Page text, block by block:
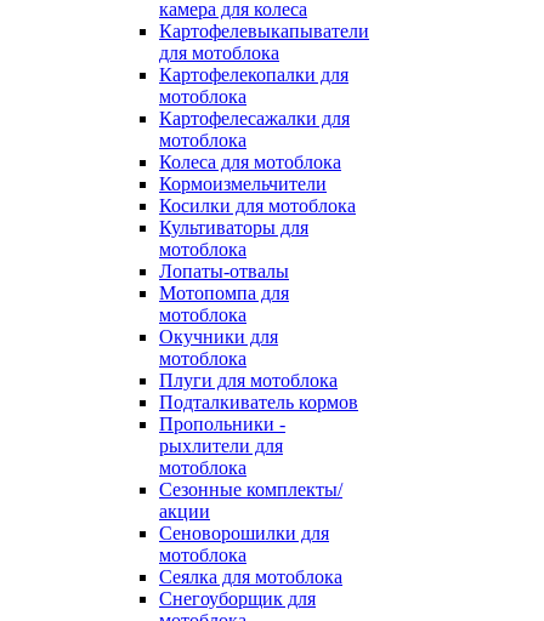
камера для колеса
Картофелевыкапыватели
для мотоблока
Картофелекопалки для
мотоблока
Картофелесажалки для
мотоблока
Колеса для мотоблока
Кормоизмельчители
Косилки для мотоблока
Культиваторы для
мотоблока
Лопаты-отвалы
Мотопомпа для
мотоблока
Окучники для
мотоблока
Плуги для мотоблока
Подталкиватель кормов
Пропольники -
рыхлители для
мотоблока
Сезонные комплекты/
акции
Сеноворошилки для
мотоблока
Сеялка для мотоблока
Снегоуборщик для